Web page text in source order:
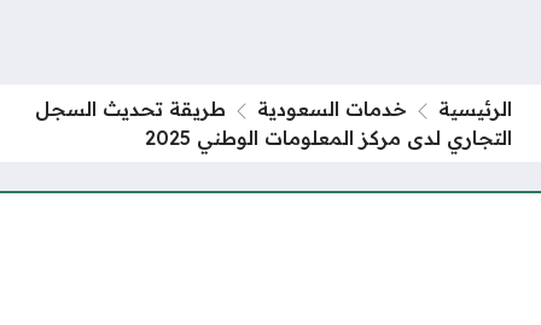
الرئيسية خدمات السعودية
طريقة تحديث السجل
التجاري لدى مركز المعلومات الوطني 2025